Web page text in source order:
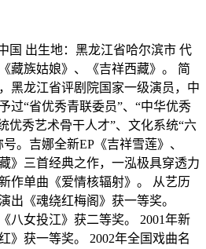
国 出生地：黑龙江省哈尔滨市 代
藏族姑娘》、《吉祥西藏》。 简
黑龙江省评剧院国家一级演员，中
过“省优秀青联委员”、“中华优秀
优秀艺术骨干人才”、文化系统“六
。吉娜全新EP《吉祥雪莲》、
》三首经典之作，一泓极具穿透力
作单曲《爱情核辐射》。 从艺历
出《魂绕红梅阁》获一等奖。
八女投江》获二等奖。 2001年新
》获一等奖。 2002年全国戏曲名